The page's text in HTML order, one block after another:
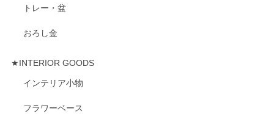
トレー・盆
おろし金
★INTERIOR GOODS
インテリア小物
フラワーベース